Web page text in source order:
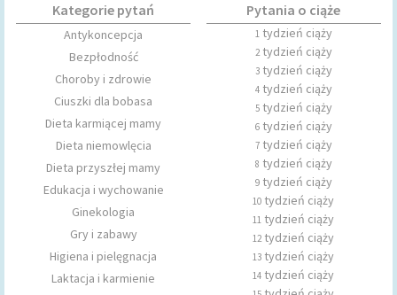
Kategorie pytań
Antykoncepcja
Bezpłodność
Choroby i zdrowie
Ciuszki dla bobasa
Dieta karmiącej mamy
Dieta niemowlęcia
Dieta przyszłej mamy
Edukacja i wychowanie
Ginekologia
Gry i zabawy
Higiena i pielęgnacja
Laktacja i karmienie
Pytania o ciąże
1tydzień ciąży
2tydzień ciąży
3tydzień ciąży
4tydzień ciąży
5tydzień ciąży
6tydzień ciąży
7tydzień ciąży
8 tydzień ciąży
9tydzień ciąży
10 tydzień ciąży
11 tydzień ciąży
12tydzień ciąży
13 tydzień ciąży
14 tydzień ciąży